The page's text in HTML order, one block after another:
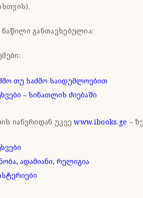
განთავსებულია:
თუ საძმო საიდუმლოებით
– სინათლის ძიებაში
იანვრიდან უკვეwww.ibooks.ge –
ადამიანი, რელიგია